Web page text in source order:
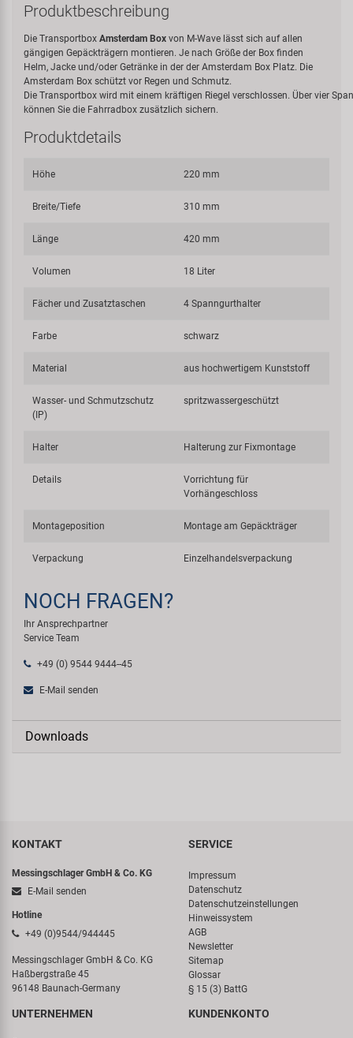
Produktbeschreibung
Die Transportbox Amsterdam Box von M-Wave lässt sich auf allen
gängigen Gepäckträgern montieren. Je nach Größe der Box finden
Helm, Jacke und/oder Getränke in der der Amsterdam Box Platz. Die
Amsterdam Box schützt vor Regen und Schmutz.
Die Transportbox wird mit einem kräftigen Riegel verschlossen. Über vier
können Sie die Fahrradbox zusätzlich sichern.
Produktdetails
Höhe 220 mm
Breite/Tiefe 310 mm
Länge 420 mm
Volumen 18 Liter
Fächer und Zusatztaschen 4 Spanngurthalter
Farbe schwarz
Material aus hochwertigem Kunststoff
Wasser- und Schmutzschutz
(IP)
spritzwassergeschützt
Halter Halterung zur Fixmontage
Details
Vorrichtung für
Vorhängeschloss
Montageposition Montage am Gepäckträger
Verpackung Einzelhandelsverpackung
NOCH FRAGEN?
Ihr Ansprechpartner
Service Team
+49 (0) 9544 9444--45
E-Mail senden
Downloads
KONTAKT
Messingschlager GmbH & Co. KG
E-Mail senden
Hotline
+49 (0)9544/944445
Messingschlager GmbH & Co. KG
Haßbergstraße 45
96148 Baunach-Germany
SERVICE
Impressum
Datenschutz
Datenschutzeinstellungen
Hinweissystem
AGB
Newsletter
Sitemap
Glossar
§ 15 (3) BattG
UNTERNEHMEN KUNDENKONTO